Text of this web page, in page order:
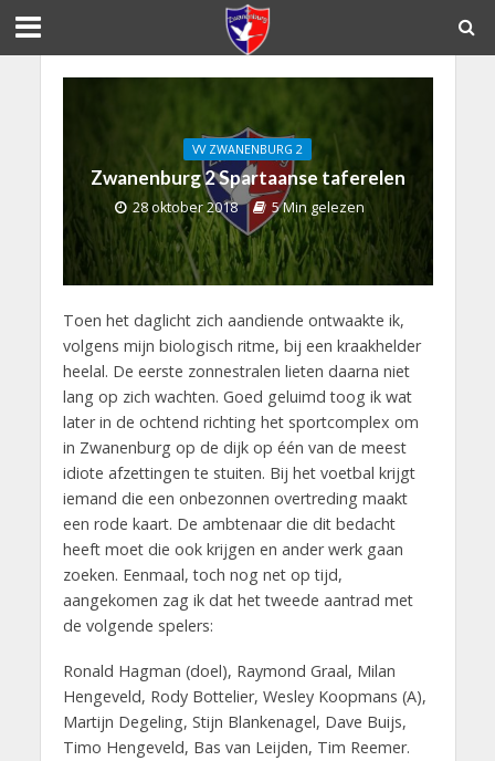
VV ZWANENBURG 2
Zwanenburg 2 Spartaanse taferelen
28 oktober 2018 5 Min gelezen
Toen het daglicht zich aandiende ontwaakte ik,
volgens mijn biologisch ritme, bij een kraakhelder
heelal. De eerste zonnestralen lieten daarna niet
lang op zich wachten. Goed geluimd toog ik wat
later in de ochtend richting het sportcomplex om
in Zwanenburg op de dijk op één van de meest
idiote afzettingen te stuiten. Bij het voetbal krijgt
iemand die een onbezonnen overtreding maakt
een rode kaart. De ambtenaar die dit bedacht
heeft moet die ook krijgen en ander werk gaan
zoeken. Eenmaal, toch nog net op tijd,
aangekomen zag ik dat het tweede aantrad met
de volgende spelers:
Ronald Hagman (doel), Raymond Graal, Milan
Hengeveld, Rody Bottelier, Wesley Koopmans (A),
Martijn Degeling, Stijn Blankenagel, Dave Buijs,
Timo Hengeveld, Bas van Leijden, Tim Reemer.